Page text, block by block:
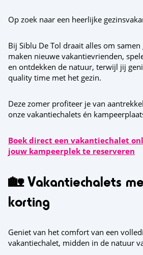
Op zoek naar een heerlijke
Bij Siblu De Tol draait alles om
maken nieuwe vakantievrienden,
en ontdekken de natuur, terwijl jij
quality time met het gezin.
Deze zomer profiteer je van
onze vakantiechalets én
Boek direct een vakantiechalet
jouw kampeerplek te reserveren
🏡 Vakantiechalets
korting
Geniet van het comfort van een
vakantiechalet, midden in de natuur